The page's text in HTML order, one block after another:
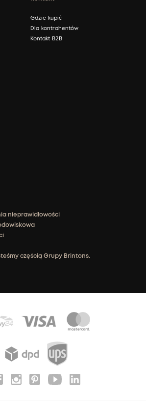
Gdzie kupić
Dla kontrahentów
Kontakt B2B
nieprawidłowości
częścią Grupy Brintons.